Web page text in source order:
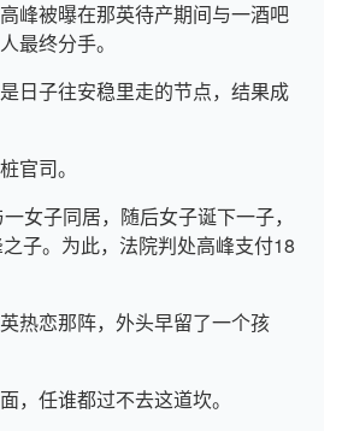
峰被曝在那英待产期间与一酒吧
最终分手。
日子往安稳里走的节点，结果成
官司。
女子同居，随后女子诞下一子，
子。为此，法院判处高峰支付18
热恋那阵，外头早留了一个孩
，任谁都过不去这道坎。